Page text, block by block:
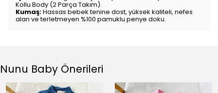
Kollu Body (2 Parça Takım).
Kumaş:Hassas bebek tenine dost, yüksek kaliteli, nefes
alan ve terletmeyen %100 pamuklu penye doku.
Nunu Baby Önerileri